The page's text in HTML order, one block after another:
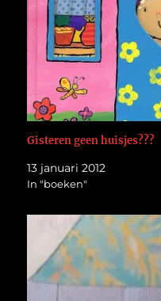
Gisteren geen huisjes???
13 januari 2012
In "boeken"